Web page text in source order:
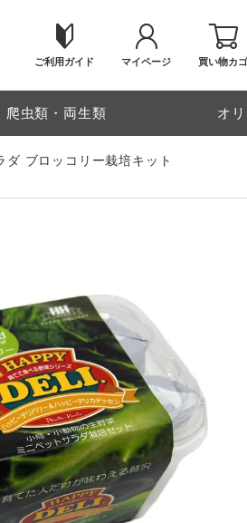
ご利用ガイド マイページ 買い物カゴ
爬虫類・両生類 オ
ダ ブロッコリー栽培キット